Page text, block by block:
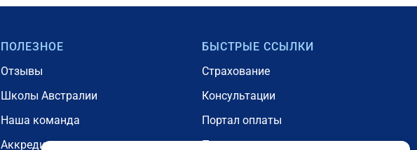
ПОЛЕЗНОЕ
Отзывы
Школы Австралии
Наша команда
Аккредитации
БЫСТРЫЕ ССЫЛКИ
Страхование
Консультации
Портал оплаты
Проживание